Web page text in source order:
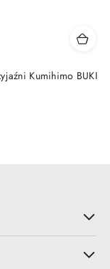
Kumihimo BUKI